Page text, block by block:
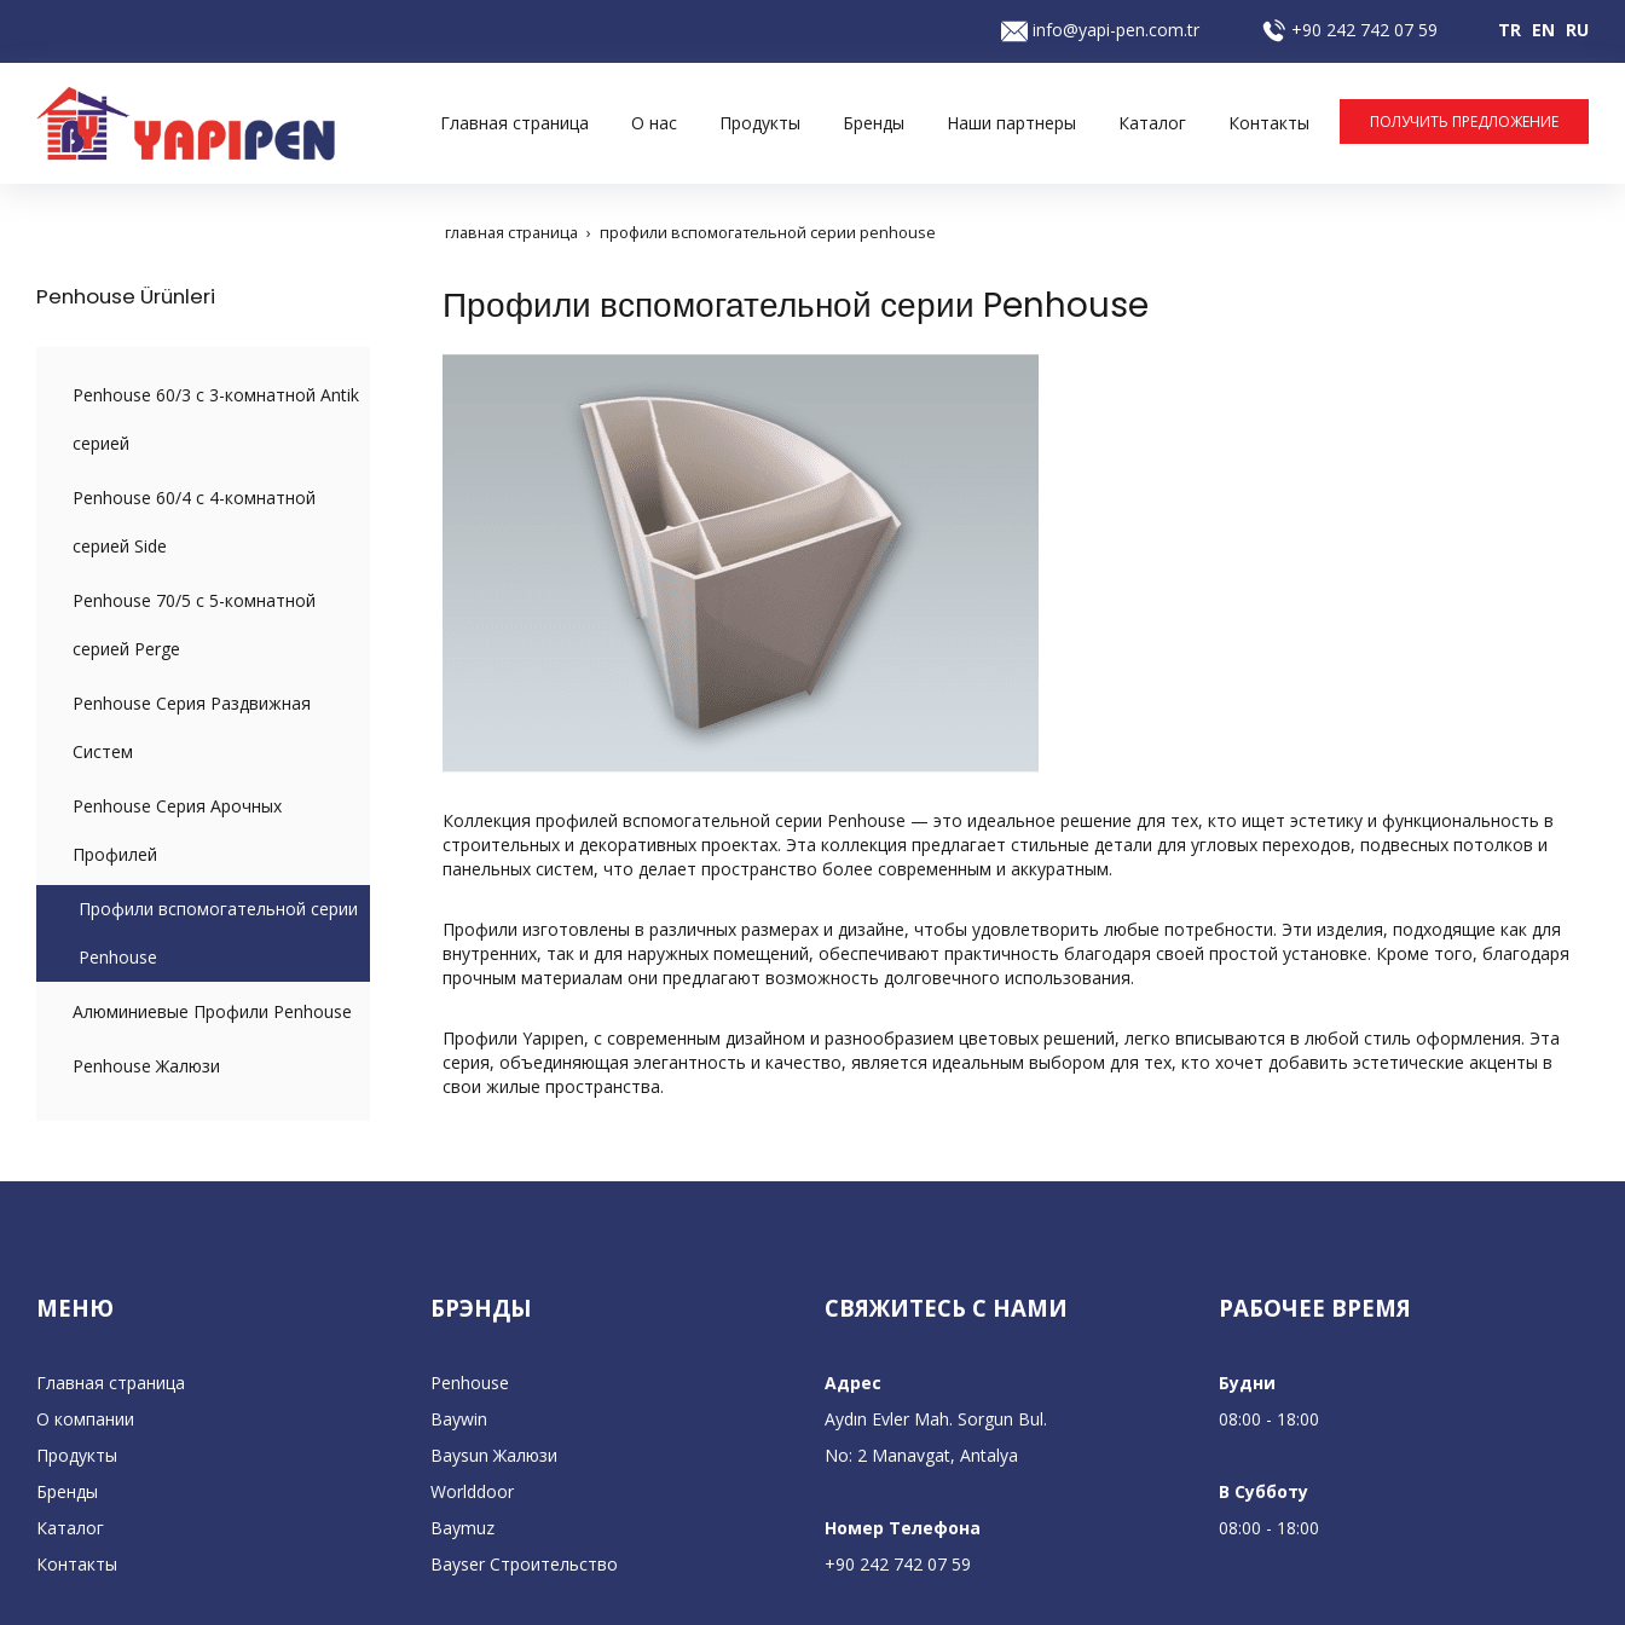
TR EN RU
+90 242 742 07 59
info@yapi-pen.com.tr
Главная страница О нас Продукты Бренды Наши партнеры Каталог Контакты ПОЛУЧИТЬ ПРЕДЛОЖЕНИЕ
главная страница профили вспомогательной серии penhouse
Профили вспомогательной серии Penhouse
Коллекция профилей вспомогательной серии Penhouse — это идеальное решение для тех, кто ищет эстетику и функциональность в
строительных и декоративных проектах. Эта коллекция предлагает стильные детали для угловых переходов, подвесных потолков и
панельных систем, что делает пространство более современным и аккуратным.
Профили изготовлены в различных размерах и дизайне, чтобы удовлетворить любые потребности. Эти изделия, подходящие как для
внутренних, так и для наружных помещений, обеспечивают практичность благодаря своей простой установке. Кроме того, благодаря
прочным материалам они предлагают возможность долговечного использования.
Профили Yapıpen, с современным дизайном и разнообразием цветовых решений, легко вписываются в любой стиль оформления. Эта
серия, объединяющая элегантность и качество, является идеальным выбором для тех, кто хочет добавить эстетические акценты в
свои жилые пространства.
Penhouse Ürünleri
Penhouse 60/3 с 3-комнатной Antik
серией
Penhouse 60/4 с 4-комнатной
серией Side
Penhouse 70/5 с 5-комнатной
серией Perge
Penhouse Серия Раздвижная
Систем
Penhouse Серия Арочных
Профилей
Профили вспомогательной серии
Penhouse
Алюминиевые Профили Penhouse
Penhouse Жалюзи
МЕНЮ
Главная страница
О компании
Продукты
Бренды
Каталог
Контакты
БРЭНДЫ
Penhouse
Baywin
Baysun Жалюзи
Worlddoor
Baymuz
Bayser Строительство
СВЯЖИТЕСЬ С НАМИ
Адрес
Aydın Evler Mah. Sorgun Bul.
No: 2 Manavgat, Antalya
Номер Телефона
+90 242 742 07 59
РАБОЧЕЕ ВРЕМЯ
Будни
08:00 - 18:00
В Субботу
08:00 - 18:00